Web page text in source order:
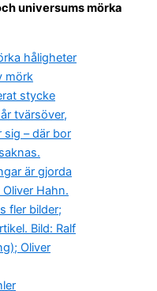
universums mörka